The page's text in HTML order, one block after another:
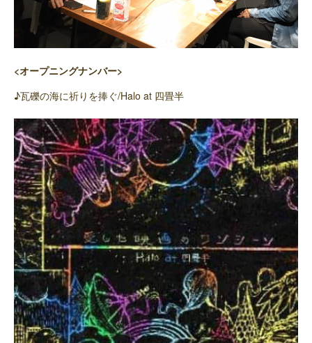
<オープニングナンバー>
♪瓦礫の海に祈りを捧ぐ/Halo at 四畳半